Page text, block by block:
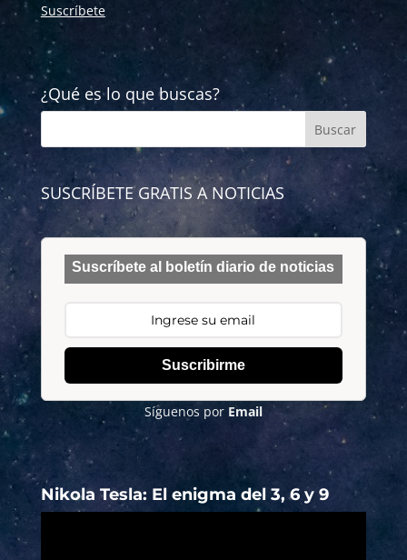
Suscríbete
¿Qué es lo que buscas?
SUSCRÍBETE GRATIS A NOTICIAS
Suscríbete al boletín diario de noticias
Suscribirme
Síguenos por Email
Nikola Tesla: El enigma del 3, 6 y 9